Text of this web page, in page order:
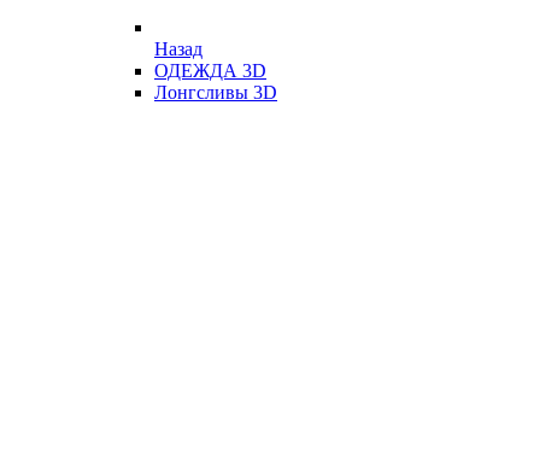
Назад
ОДЕЖДА 3D
Лонгсливы 3D